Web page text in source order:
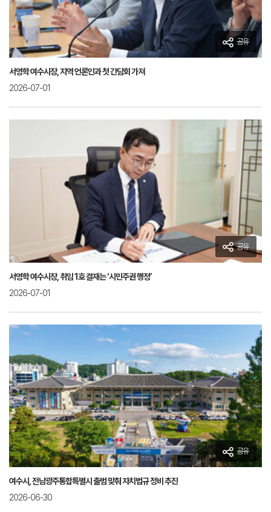
공유
서영학 여수시장, 지역 언론인과 첫 간담회 가져
2026-07-01
공유
서영학 여수시장, 취임 1호 결재는 ‘시민주권 행정’
2026-07-01
공유
여수시, 전남광주통합특별시 출범 맞춰 자치법규 정비 추진
2026-06-30